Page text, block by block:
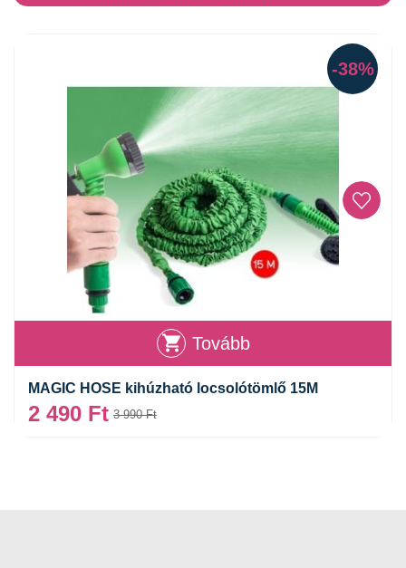
-38%
Tovább
MAGIC HOSE kihúzható locsolótömlő 15M
3 990Ft
2 490 Ft